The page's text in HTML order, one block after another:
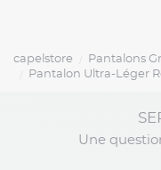
capelstore
Pantalons
Pantalon Ultra-Léger
Une